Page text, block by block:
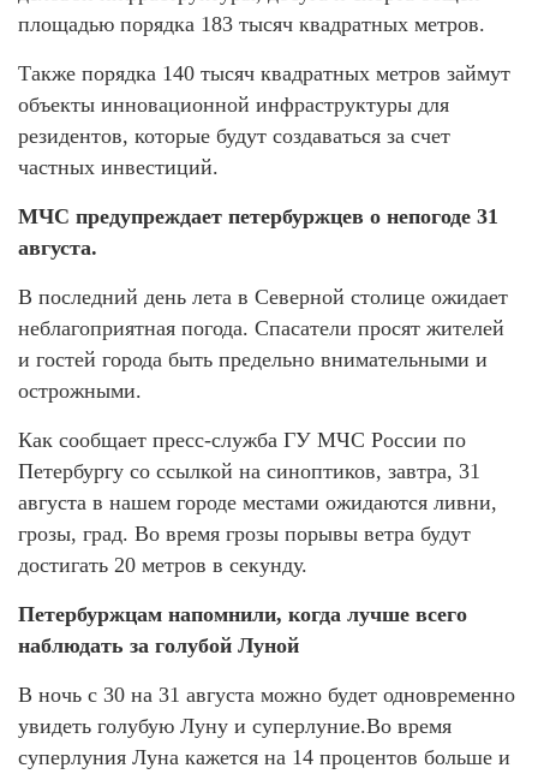
площадью порядка 183 тысяч квадратных метров.
Также порядка 140 тысяч квадратных метров займут
объекты инновационной инфраструктуры для
резидентов, которые будут создаваться за счет
частных инвестиций.
МЧС предупреждает петербуржцев о непогоде 31
августа.
В последний день лета в Северной столице ожидает
неблагоприятная погода. Спасатели просят жителей
и гостей города быть предельно внимательными и
острожными.
Как сообщает пресс-служба ГУ МЧС России по
Петербургу со ссылкой на синоптиков, завтра, 31
августа в нашем городе местами ожидаются ливни,
грозы, град. Во время грозы порывы ветра будут
достигать 20 метров в секунду.
Петербуржцам напомнили, когда лучше всего
наблюдать за голубой Луной
В ночь с 30 на 31 августа можно будет одновременно
увидеть голубую Луну и суперлуние.Во время
суперлуния Луна кажется на 14 процентов больше и